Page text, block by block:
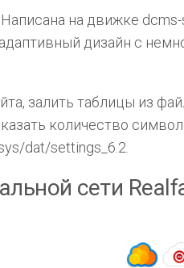
на движке
дизайн с
залить таблицы из
количество
dat/settings_6.2.
сети